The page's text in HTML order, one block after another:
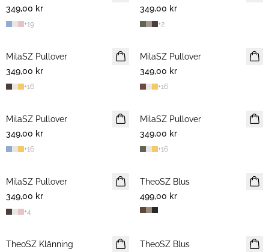
349,00 kr
+19
349,00 kr
+2
NYHET
MilaSZ Pullover
349,00 kr
+16
NYHET
MilaSZ Pullover
349,00 kr
+16
NYHET
MilaSZ Pullover
349,00 kr
+16
NYHET
MilaSZ Pullover
349,00 kr
+16
NYHET
MilaSZ Pullover
349,00 kr
+4
NYHET
TheoSZ Blus
499,00 kr
NYHET
TheoSZ Klänning
NYHET
TheoSZ Blus